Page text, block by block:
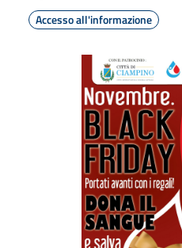
Accesso all'informazione